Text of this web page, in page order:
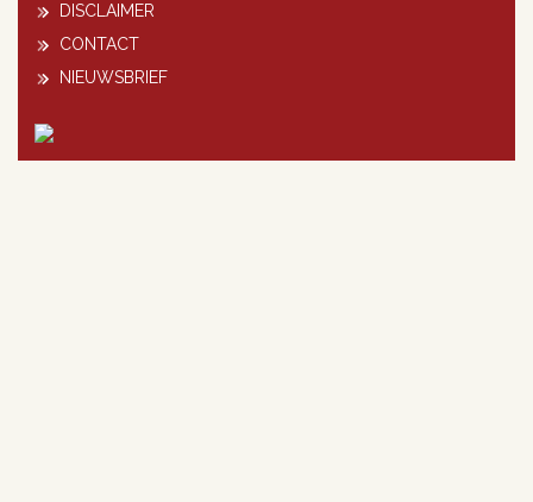
DISCLAIMER
CONTACT
NIEUWSBRIEF